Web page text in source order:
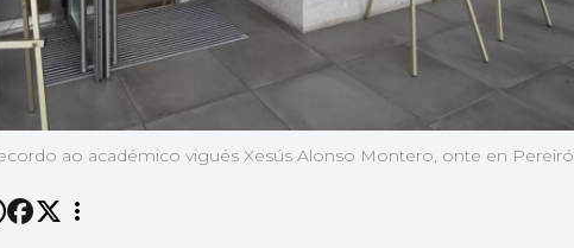
ao académico vigués Xesús Alonso Montero, onte en Pereiró